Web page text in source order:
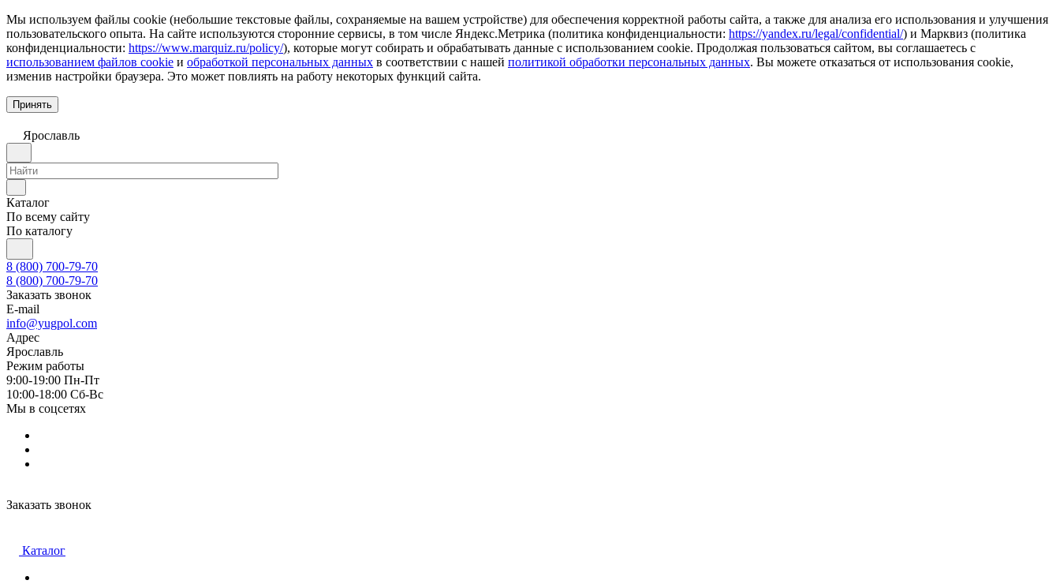
Мы используем файлы cookie (небольшие текстовые файлы, сохраняемые на вашем устройстве) для обеспечения корректной работы сайта, а также для анализа его использования и улучшения
пользовательского опыта. На сайте используются сторонние сервисы, в том числе Яндекс.Метрика (политика конфиденциальности: https://yandex.ru/legal/confidential/) и Марквиз (политика
конфиденциальности: https://www.marquiz.ru/policy/), которые могут собирать и обрабатывать данные с использованием cookie. Продолжая пользоваться сайтом, вы соглашаетесь с
использованием файлов cookie и обработкой персональных данных в соответствии с нашей политикой обработки персональных данных. Вы можете отказаться от использования cookie,
изменив настройки браузера. Это может повлиять на работу некоторых функций сайта.
Принять
Ярославль
Каталог
По всему сайту
По каталогу
8 (800) 700-79-70
8 (800) 700-79-70
Заказать звонок
E-mail
info@yugpol.com
Адрес
Ярославль
Режим работы
9:00-19:00 Пн-Пт
10:00-18:00 Cб-Вс
Мы в соцсетях
Заказать звонок
Каталог